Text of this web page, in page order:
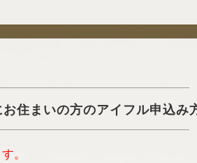
住まいの方のアイフル申込み
。